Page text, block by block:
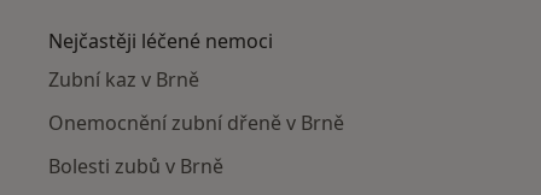
Nejčastěji léčené nemoci
Zubní kaz v Brně
Onemocnění zubní dřeně v Brně
Bolesti zubů v Brně